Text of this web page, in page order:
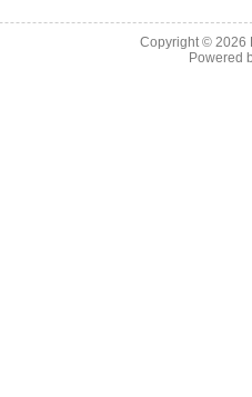
Copyright © 2026
Powered